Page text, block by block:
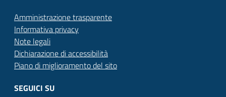
Amministrazione trasparente
Informativa privacy
Note legali
Dichiarazione di accessibilità
Piano di miglioramento del sito
SEGUICI SU